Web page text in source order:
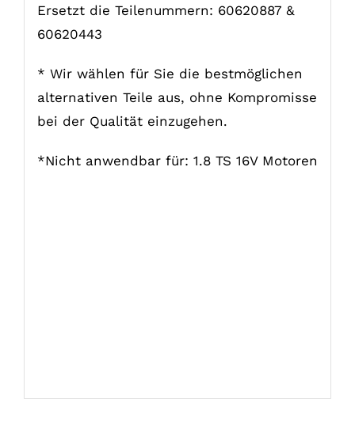
Ersetzt die Teilenummern: 60620887 &
60620443
* Wir wählen für Sie die bestmöglichen
alternativen Teile aus, ohne Kompromisse
bei der Qualität einzugehen.
*Nicht anwendbar für: 1.8 TS 16V Motoren